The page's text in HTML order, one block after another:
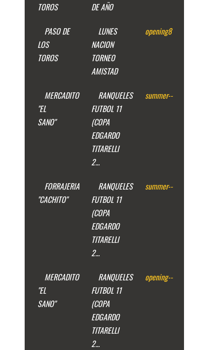
TOROS DE AÑO
PASO DE
LOS
TOROS
LUNES
NACION
TORNEO
AMISTAD
opening8
MERCADITO
"EL
SANO"
RANQUELES
FUTBOL 11
(COPA
EDGARDO
TITARELLI
2...
summer--
FORRAJERIA
"CACHITO"
RANQUELES
FUTBOL 11
(COPA
EDGARDO
TITARELLI
2...
summer--
MERCADITO
"EL
SANO"
RANQUELES
FUTBOL 11
(COPA
EDGARDO
TITARELLI
2...
opening--